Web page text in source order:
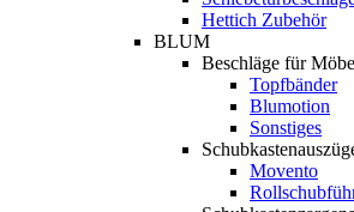
Hettich Zubehör
BLUM
Beschläge für
Topfbänder
Blumotion
Sonstiges
Movento